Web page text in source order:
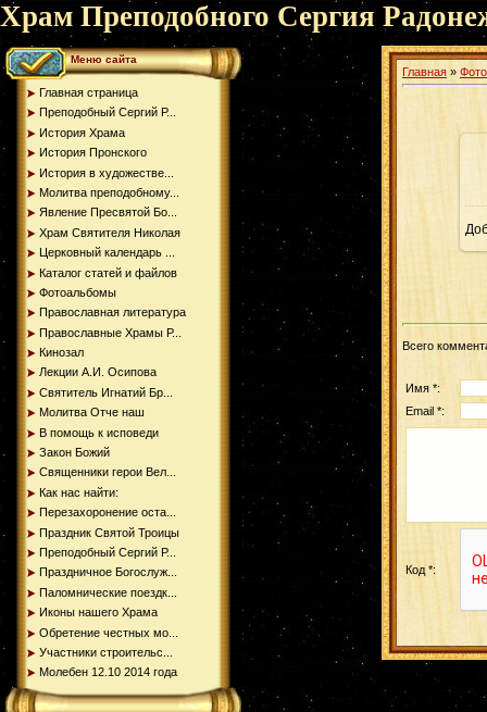
Храм Преподобного Сергия
Меню сайта
Главная страница
Преподобный Сергий Р...
История Храма
История Пронского
История в художестве...
Молитва преподобному...
Явление Пресвятой Бо...
Храм Святителя Николая
Церковный календарь ...
Каталог статей и файлов
Фотоальбомы
Православная литература
Православные Храмы Р...
Кинозал
Лекции А.И. Осипова
Святитель Игнатий Бр...
Молитва Отче наш
В помощь к исповеди
Закон Божий
Священники герои Вел...
Как нас найти:
Перезахоронение оста...
Праздник Святой Троицы
Преподобный Сергий Р...
Праздничное Богослуж...
Паломнические поездк...
Иконы нашего Храма
Обретение честных мо...
Участники строительс...
Молебен 12.10 2014 года
Главная »
Всего
Имя *:
Email *:
Код *: